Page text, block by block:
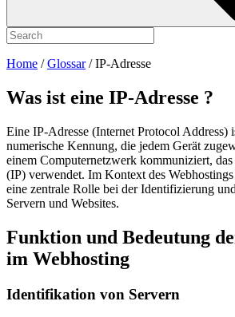
Home /Glossar/IP-Adresse
Was ist eine IP-Adresse ?
Eine IP-Adresse (Internet Protocol Address)
numerische Kennung, die jedem Gerät
einem Computernetzwerk kommuniziert,
(IP) verwendet. Im Kontext des
eine zentrale Rolle bei der Identifizierung
Servern und Websites.
Funktion und Bedeutung
im Webhosting
Identifikation von Servern